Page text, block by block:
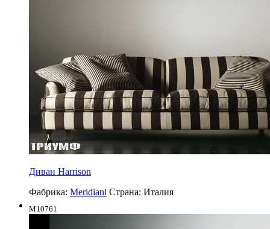
Диван Harrison
Фабрика: Meridiani Страна: Италия
M10761